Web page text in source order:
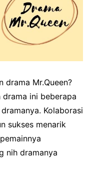
drama Mr.Queen?
ini beberapa
Kolaborasi
sukses menarik
nih dramanya